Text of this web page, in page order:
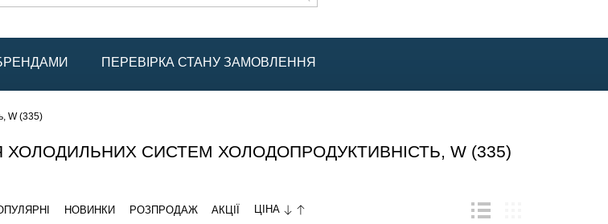
ПЕРЕВІРКА СТАНУ ЗАМОВЛЕННЯ
W (335)
СИСТЕМ ХОЛОДОПРОДУКТИВНІСТЬ, W (335)
НОВИНКИ РОЗПРОДАЖ АКЦІЇ ЦІНА